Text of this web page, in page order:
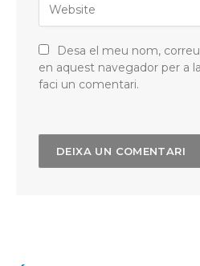
Desa el meu nom,
en aquest navegador per a
faci un comentari.